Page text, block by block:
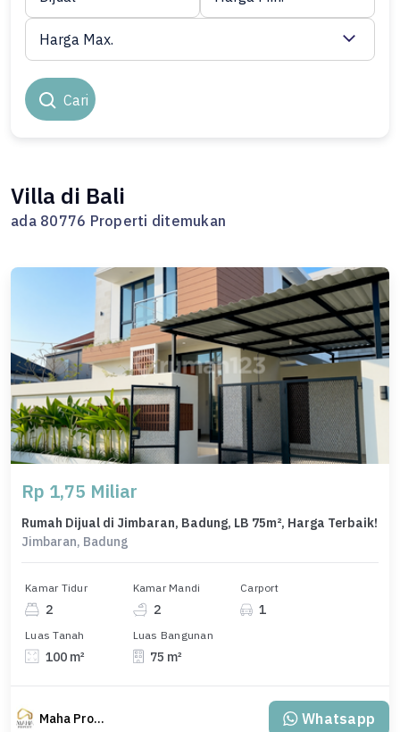
Cari
Harga Max.
Villa di Bali
ada 80776 Properti ditemukan
Rp 1,75 Miliar
Rumah Dijual di Jimbaran, Badung, LB 75m², Harga Terbaik!
Jimbaran, Badung
Kamar Tidur
2
Kamar Mandi
2
Carport
1
Luas Tanah
100 m²
Luas Bangunan
75 m²
Maha Property. Whatsapp